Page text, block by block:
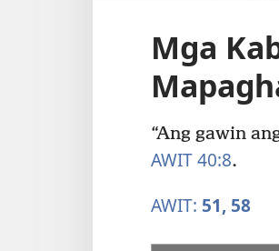
Mga
“Ang gawin
AWIT 40:8.
AWIT: 51, 58